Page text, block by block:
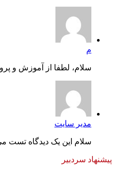
م
سلام، لطفا از آموزش و
مدیر سایت
سلام این یک دیدگاه تست
پیشنهاد سردبیر